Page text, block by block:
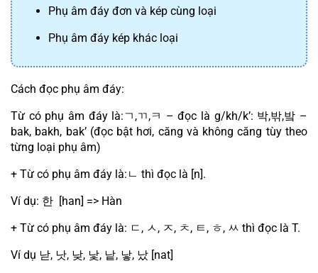
Phụ âm đáy đơn và kép cùng loại
Phụ âm đáy kép khác loại
Cách đọc phụ âm đáy:
Từ có phụ âm đáy là:ㄱ ,ㄲ,ㅋ – đọc là g/kh/k’: 박,밖,밬 –
bak, bakh, bak’ (đọc bật hơi, căng và không căng tùy theo
từng loại phụ âm)
+ Từ có phụ âm đáy là: ㄴ thì đọc là [n].
Ví dụ: 한 [han] => Hàn
+ Từ có phụ âm đáy là: ㄷ , ㅅ, ㅈ, ㅊ, ㅌ , ㅎ, ㅆ thì đọc là T.
Ví dụ 낟, 낫, 낮, 낯, 낱, 낳, 났 [nat]